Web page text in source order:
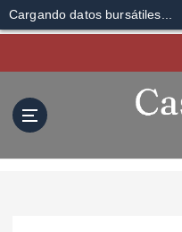
Cargando datos bursátiles...